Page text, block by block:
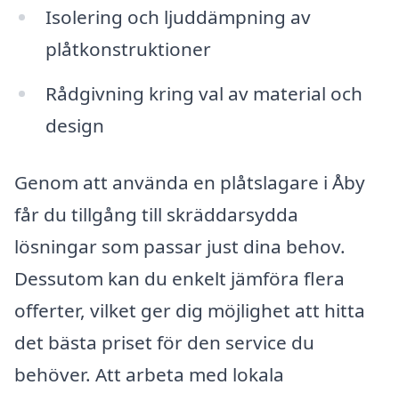
Isolering och ljuddämpning av
plåtkonstruktioner
Rådgivning kring val av material och
design
Genom att använda en plåtslagare i Åby
får du tillgång till skräddarsydda
lösningar som passar just dina behov.
Dessutom kan du enkelt jämföra flera
offerter, vilket ger dig möjlighet att hitta
det bästa priset för den service du
behöver. Att arbeta med lokala